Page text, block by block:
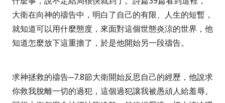
大衛在向神的禱告中，明白了自己的有限、人生的短暫，
就知道可以用什麼態度，來面對這個世態炎涼的世界，他
知道怎麼放下這重擔了，於是他開始另一段禱告。
求神拯救的禱告─7.8節大衛開始反思自己的經歷，他說求
你救我脫離一切的過犯，這個過犯讓我被愚頑人給羞辱。